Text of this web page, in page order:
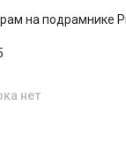
на подрамнике
нет